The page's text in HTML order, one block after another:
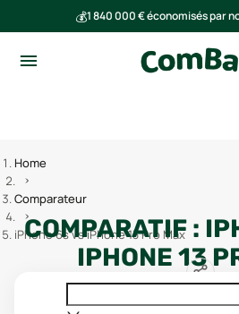
💰1 840 000 € économisés par
Home
Comparateur
iPhone 6s vs iPhone 13 Pro Max
COMPARATIF :
IPHONE 13